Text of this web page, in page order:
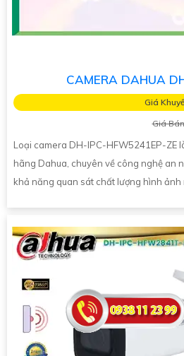
CAMERA DAHUA
Giá
Giá
Loại camera DH-IPC-HFW5241EP-ZE
hãng Dahua, chuyên về công nghệ an
khả năng quan sát chất lượng hình ảnh